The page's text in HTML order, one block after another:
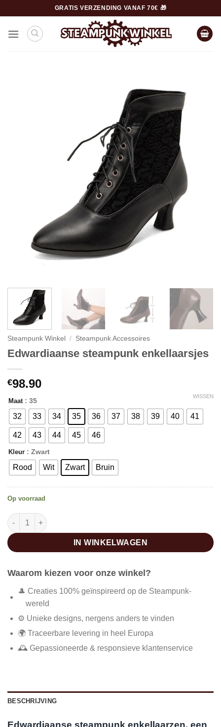
naar
inhoud
GRATIS VERZENDING VANAF 70€ 🎁
Steampunk Winkel / Steampunk Accessoires
Edwardiaanse steampunk enkellaarsjes
€98.90
Maat : 35
32 33 34 35 36 37 38 39 40 41
42 43 44 45 46
Kleur : Zwart
Rood Wit Zwart Bruin
WISSEN
Op voorraad
Edwardiaanse steampunk enkellaarsjes aantal
IN WINKELWAGEN
Waarom kiezen voor onze winkel?
🎩 Creaties 100% geïnspireerd op de Steampunk-
wereld
⚙️ Unieke designs, nergens anders te vinden
🌍 Traceerbare levering in heel Europa
🕰️ Gepassioneerde & responsieve klantenservice
BESCHRIJVING